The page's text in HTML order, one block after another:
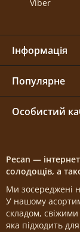
Viber
Інформація
Популярне
Особистий
Pecan —
солодощів, а
Ми зосереджені
У нашому
складом,
яка підходить